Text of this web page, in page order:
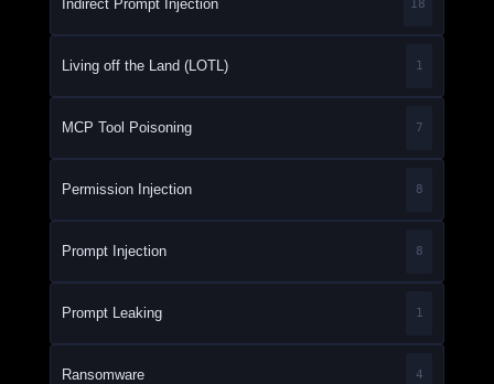
Indirect Prompt Injection 18
Living off the Land (LOTL) 1
MCP Tool Poisoning 7
Permission Injection 8
Prompt Injection 8
Prompt Leaking 1
Ransomware 4